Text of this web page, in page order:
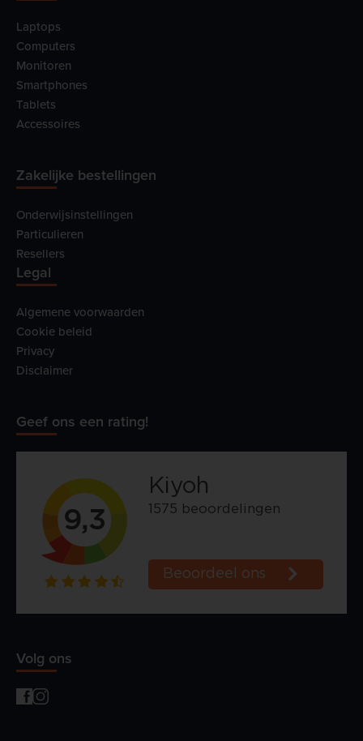
Laptops
Computers
Monitoren
Smartphones
Tablets
Accessoires
Zakelijke bestellingen
Onderwijsinstellingen
Particulieren
Resellers
Legal
Algemene voorwaarden
Cookie beleid
Privacy
Disclaimer
Geef ons een rating!
Volg ons